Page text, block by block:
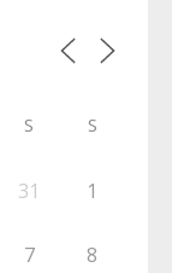
S S
31 1
7 8